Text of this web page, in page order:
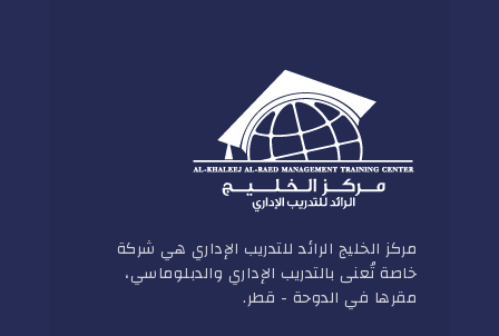
مركز الخليج الرائد للتدريب الإداري هي شركة
خاصة تُعنى بالتدريب الإداري والدبلوماسي،
مقرها في الدوحة - قطر.